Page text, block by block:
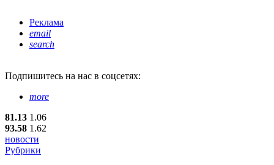
Реклама
email
search
Подпишитесь на нас в соцсетях:
more
81.13 1.06
93.58 1.62
новости
Рубрики